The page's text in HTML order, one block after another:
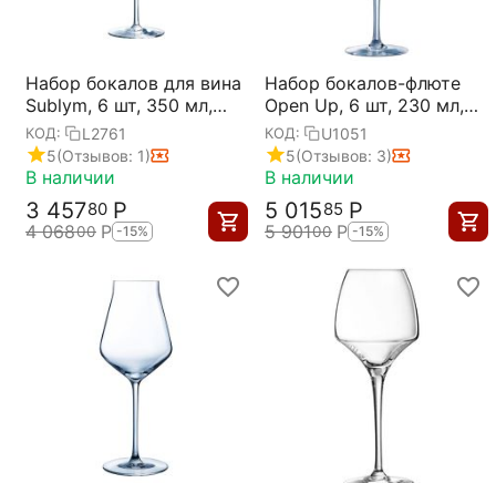
Набор бокалов для вина
Sublym, 6 шт, 350 мл,
D80 мм, H230 мм,
Chef&Sommelier
КОД:
L2761
5(Отзывов: 1)
В наличии
3 45780 Р
4 06800 Р -15%
Набор бокалов-флюте
Open Up, 6 шт, 230 мл,
D56 мм, H225 мм,
Chef&Sommelier
КОД:
U1051
5(Отзывов: 3)
В наличии
5 01585 Р
5 90100 Р -15%